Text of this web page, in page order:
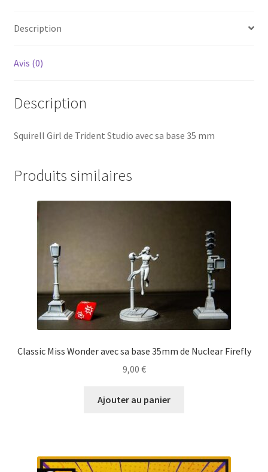
mm
Description
Avis (0)
Description
Squirell Girl de Trident Studio avec sa base 35 mm
Produits similaires
Classic Miss Wonder avec sa base 35mm de Nuclear Firefly
9,00 €
Ajouter au panier